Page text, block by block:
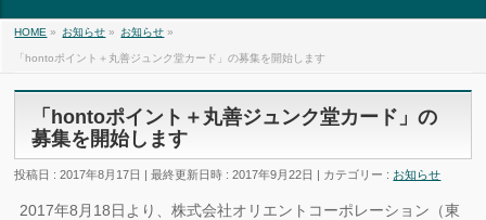
HOME » お知らせ » お知らせ »
「hontoポイント＋丸善ジュンク堂カード」の募集を開始します
「hontoポイント＋丸善ジュンク堂カード」の
募集を開始します
投稿日 : 2017年8月17日 最終更新日時 : 2017年9月22日 カテゴリー : お知らせ
2017年8月18日より、株式会社オリエントコーポレーション（東